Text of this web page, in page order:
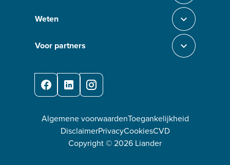
Weten Sluit section-2
Voor partners Sluit section-3
FacebookLinkedInInstagram
Algemene voorwaardenToegankelijkheid
DisclaimerPrivacyCookiesCVD
Copyright ©2026 Liander